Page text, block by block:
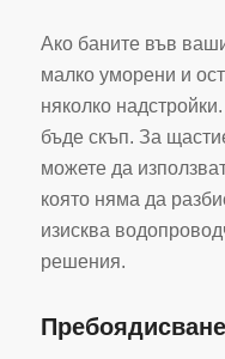
Ако баните във
малко уморени и
няколко
бъде скъп. За
можете да
която няма да
изисква
решения.